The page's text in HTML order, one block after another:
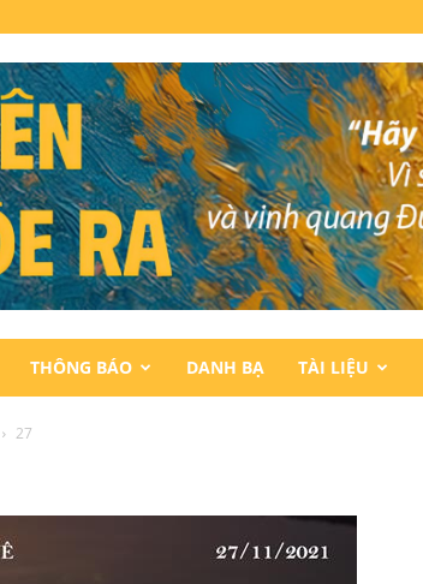
THÔNG BÁO DANH BẠ TÀI LIỆU
27